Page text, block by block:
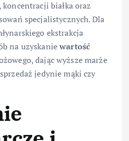
białka oraz
specjalistycznych. Dla
ekstrakcja
na uzyskaniewartość
dając wyższe marże
jedynie mąki czy